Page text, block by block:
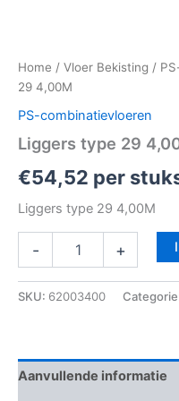
Home / Vloer Bekisting /
29 4,00M
PS-combinatievloeren
Liggers type 29
€54,52 per
Liggers type 29 4,00M
- +
SKU: 62003400
Aanvullende informatie